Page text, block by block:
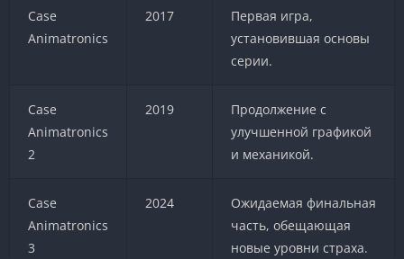
Case
Animatronics
2017
Первая игра,
установившая основы
серии.
Case
Animatronics
2
2019
Продолжение с
улучшенной графикой
и механикой.
Case
Animatronics
3
2024
Ожидаемая финальная
часть, обещающая
новые уровни страха.